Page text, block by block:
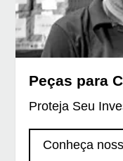
Peças para
Proteja Seu
Conheça